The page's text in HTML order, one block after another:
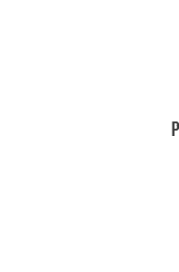
какого-либо органа
поступления